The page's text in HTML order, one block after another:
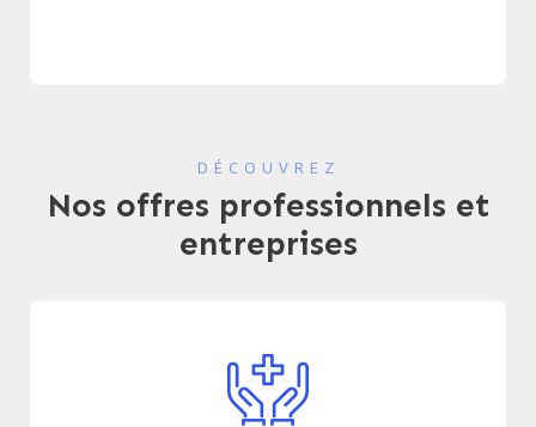
DÉCOUVREZ
Nos offres professionnels et
entreprises